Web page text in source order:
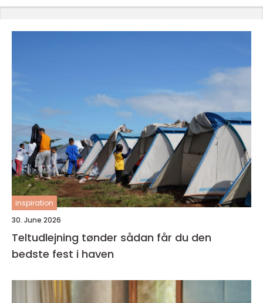
inspiration
30. June 2026
Teltudlejning tønder sådan får du den
bedste fest i haven